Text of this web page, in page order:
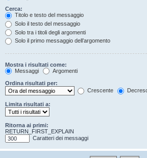
Cerca:
Titolo e testo del messaggio
Solo il testo del messaggio
Solo tra i titoli degli argomenti
Solo il primo messaggio dell’argomento
Mostra i risultati come:
Messaggi
Argomenti
Ordina risultati per:
Crescente
Limita risultati a:
Ritorna ai primi:
RETURN_FIRST_EXPLAIN
Caratteri dei messaggi